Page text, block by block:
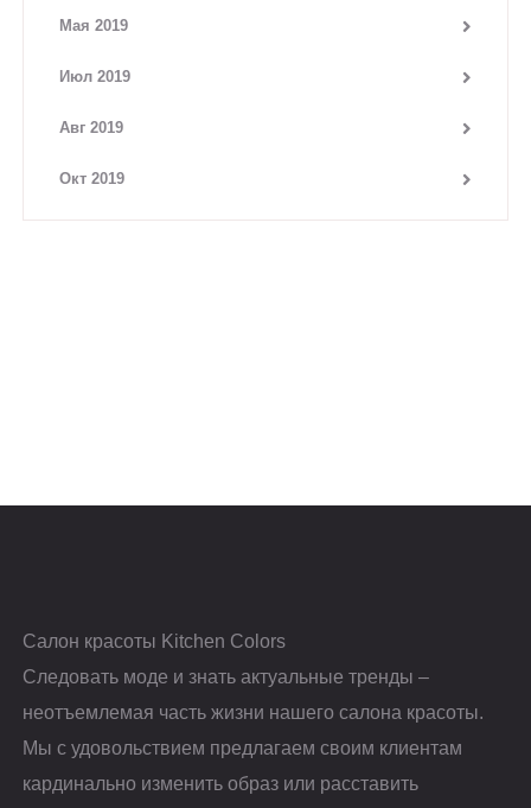
Мая 2019
Июл 2019
Авг 2019
Окт 2019
Салон красоты Kitchen Colors
Следовать моде и знать актуальные тренды –
неотъемлемая часть жизни нашего салона красоты.
Мы с удовольствием предлагаем своим клиентам
кардинально изменить образ или расставить